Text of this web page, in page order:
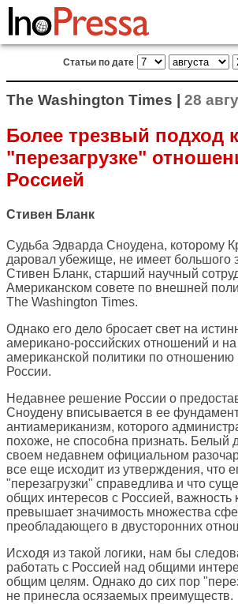
Статьи по дате
The Washington Times | 28
Более трезвый подход к
"перезагрузке"
Россией
Стивен Бланк
Судьба Эдварда Сноудена, которому
даровал убежище, не имеет большого
Стивен Бланк, старший научный
Американском совете по внешней
The Washington Times.
Однако его дело бросает свет на
американо-российских отношений и
американской политики по отношению
России.
Недавнее решение России о
Сноудену вписывается в ее
антиамериканизм, которого
похоже, не способна признать. Белый
своем недавнем официальном
все еще исходит из утверждения, что
"перезагрузки" справедлива и что
общих интересов с Россией, важность
превышает значимость множества
преобладающего в двусторонних
Исходя из такой логики, нам бы
работать с Россией над общими
общим целям. Однако до сих пор
не принесла осязаемых преимуществ.